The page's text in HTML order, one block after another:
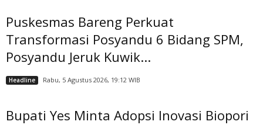
Puskesmas Bareng Perkuat
Transformasi Posyandu 6 Bidang SPM,
Posyandu Jeruk Kuwik...
Headline Rabu, 5 Agustus 2026, 19:12 WIB
Bupati Yes Minta Adopsi Inovasi Biopori